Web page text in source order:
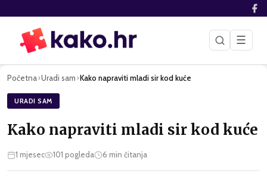
☰
Početna›Uradi sam ›Kako napraviti mladi sir kod kuće
URADI SAM
Kako napraviti mladi sir kod kuće
1 mjesec 101 pogleda 6 min čitanja